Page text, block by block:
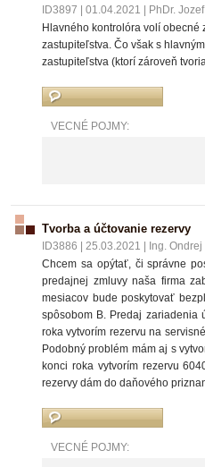
ID3897 01.04.2021
PhDr.
Hlavného kontrolóra volí
zastupiteľstva. Čo však s
zastupiteľstva (ktorí zároveň
VECNÉ POJMY:
Tvorba a účtovanie rezervy
ID3886 25.03.2021
Ing.
Chcem sa opýtať, či správne
predajnej zmluvy naša firma
mesiacov bude poskytovať
spôsobom B. Predaj zariadenia
roka vytvorím rezervu na
Podobný problém mám aj s
konci roka vytvorím rezervu
rezervy dám do daňového
VECNÉ POJMY: